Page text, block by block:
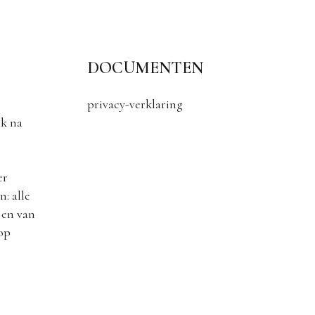
na
alle
van
DOCUMENTEN
privacy-verklaring